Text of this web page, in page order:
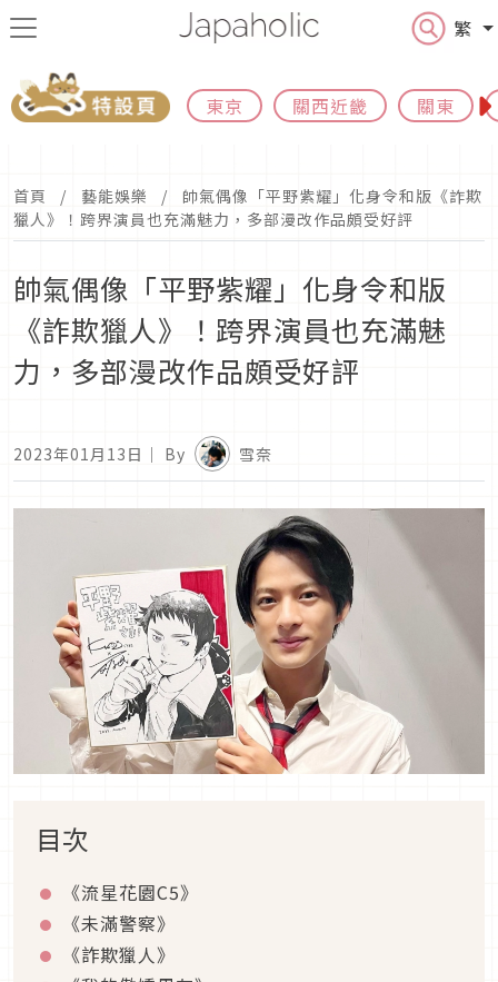
繁
東京 關西近畿 關東
首頁 藝能娛樂
帥氣偶像「平野紫耀」化身令和版《詐欺
獵人》！跨界演員也充滿魅力，多部漫改作品頗受好評
帥氣偶像「平野紫耀」化身令和版
《詐欺獵人》！跨界演員也充滿魅
力，多部漫改作品頗受好評
2023年01月13日 ｜ By 雪奈
目次
《流星花園C5》
《未滿警察》
《詐欺獵人》